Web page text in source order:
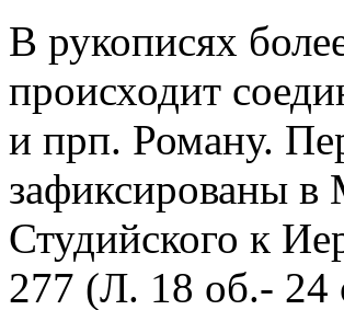
В рукописях
происходит
и прп. Роману.
зафиксированы в
Студийского к
277 (Л. 18 об.- 24